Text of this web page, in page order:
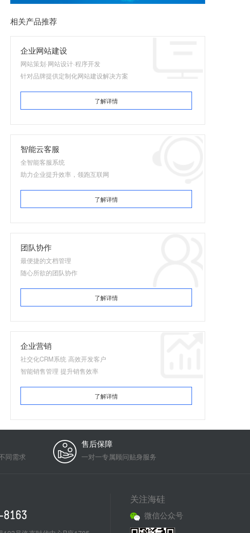
相关产品推荐
企业网站建设
网站策划·网站设计·程序开发
针对品牌提供定制化网站建设解决方案
了解详情
智能云客服
全智能客服系统
助力企业提升效率，领跑互联网
了解详情
团队协作
最便捷的文档管理
随心所欲的团队协作
了解详情
企业营销
社交化CRM系统 高效开发客户
智能销售管理 提升销售效率
了解详情
同需求
售后保障
一对一专属顾问贴身服务
关注海硅
微信公众号